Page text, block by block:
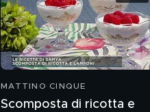
MATTINO CINQUE
Scomposta di ricotta e